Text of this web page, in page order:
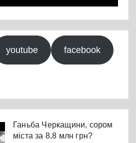
youtube facebook
Ганьба Черкащини, сором
міста за 8,8 млн грн?